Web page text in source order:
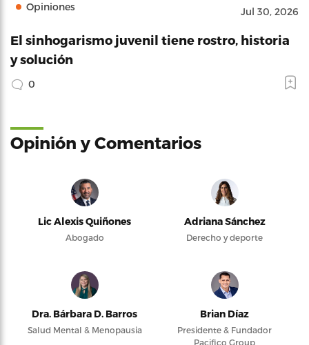
Opiniones Jul 30, 2026
El sinhogarismo juvenil tiene rostro, historia
y solución
0
Opinión y Comentarios
Lic Alexis Quiñones
Abogado
Adriana Sánchez
Derecho y deporte
Dra. Bárbara D. Barros
Salud Mental & Menopausia
Brian Díaz
Presidente & Fundador
Pacifico Group